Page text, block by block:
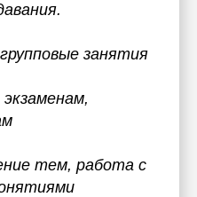
занятия
тем, работа с